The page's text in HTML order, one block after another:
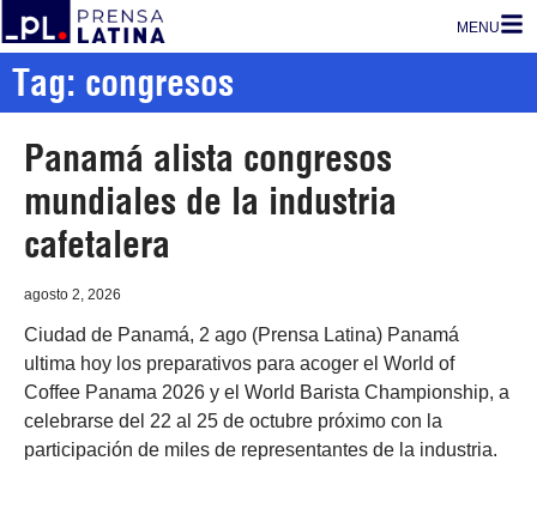
MENU
Tag: congresos
Panamá alista congresos
mundiales de la industria
cafetalera
agosto 2, 2026
Ciudad de Panamá, 2 ago (Prensa Latina) Panamá
ultima hoy los preparativos para acoger el World of
Coffee Panama 2026 y el World Barista Championship, a
celebrarse del 22 al 25 de octubre próximo con la
participación de miles de representantes de la industria.